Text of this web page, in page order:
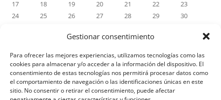
Gestionar consentimiento
Para ofrecer las mejores experiencias, utilizamos tecnologías como las
cookies para almacenar y/o acceder a la información del dispositivo. El
consentimiento de estas tecnologías nos permitirá procesar datos como
el comportamiento de navegación o las identificaciones únicas en este
sitio. No consentir o retirar el consentimiento, puede afectar
17
18 19 20 21 22
23
24
25 26 27 28 29
30
RECENTE REACTIES